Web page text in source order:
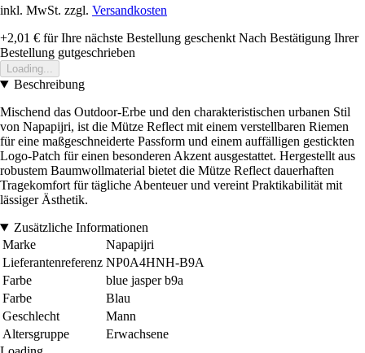
inkl. MwSt. zzgl. Versandkosten
+2,01 € für Ihre nächste Bestellung geschenkt Nach Bestätigung Ihrer
Bestellung gutgeschrieben
Loading...
Beschreibung
Mischend das Outdoor-Erbe und den charakteristischen urbanen Stil
von Napapijri, ist die Mütze Reflect mit einem verstellbaren Riemen
für eine maßgeschneiderte Passform und einem auffälligen gestickten
Logo-Patch für einen besonderen Akzent ausgestattet. Hergestellt aus
robustem Baumwollmaterial bietet die Mütze Reflect dauerhaften
Tragekomfort für tägliche Abenteuer und vereint Praktikabilität mit
lässiger Ästhetik.
Zusätzliche Informationen
Marke
Napapijri
Lieferantenreferenz NP0A4HNH-B9A
Farbe
blue jasper b9a
Farbe
Blau
Geschlecht
Mann
Altersgruppe
Erwachsene